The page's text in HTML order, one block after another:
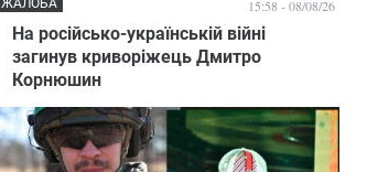
На російсько-українській війні
загинув криворіжець Дмитро
Корнюшин
ЖАЛОБА 15:58 - 08/08/26